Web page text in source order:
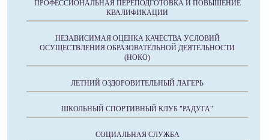
ПРОФЕССИОНАЛЬНАЯ ПЕРЕПОДГОТОВКА И ПОВЫШЕНИЕ
КВАЛИФИКАЦИИ
НЕЗАВИСИМАЯ ОЦЕНКА КАЧЕСТВА УСЛОВИЙ
ОСУЩЕСТВЛЕНИЯ ОБРАЗОВАТЕЛЬНОЙ ДЕЯТЕЛЬНОСТИ
(НОКО)
ЛЕТНИЙ ОЗДОРОВИТЕЛЬНЫЙ ЛАГЕРЬ
ШКОЛЬНЫЙ СПОРТИВНЫЙ КЛУБ "РАДУГА"
СОЦИАЛЬНАЯ СЛУЖБА